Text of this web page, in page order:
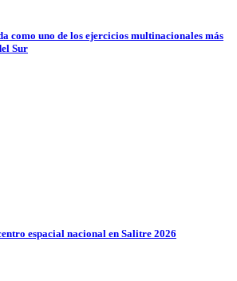
como uno de los ejercicios multinacionales más
Sur
espacial nacional en Salitre 2026